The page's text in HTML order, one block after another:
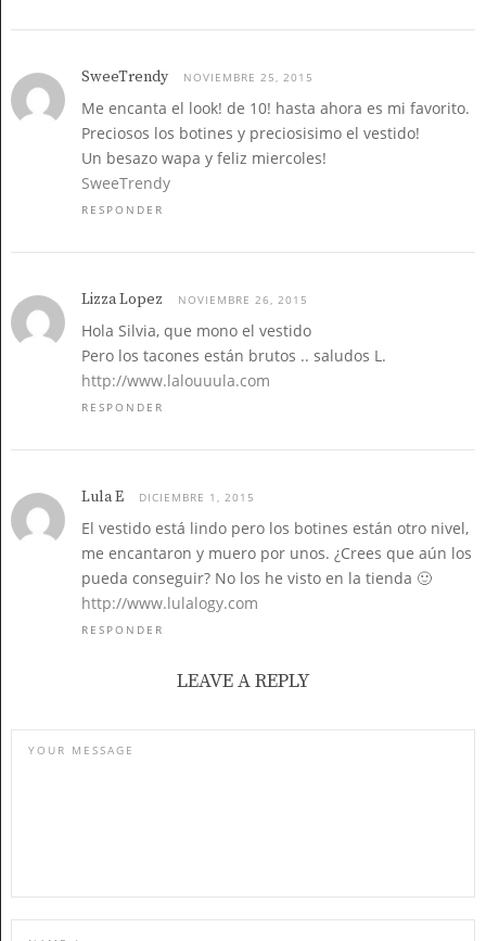
SweeTrendy NOVIEMBRE 25, 2015
Me encanta el look! de 10! hasta ahora es mi favorito.
Preciosos los botines y preciosisimo el vestido!
Un besazo wapa y feliz miercoles!
SweeTrendy
RESPONDER
Lizza Lopez NOVIEMBRE 26, 2015
Hola Silvia, que mono el vestido
Pero los tacones están brutos .. saludos L.
http://www.lalouuula.com
RESPONDER
Lula E DICIEMBRE 1, 2015
El vestido está lindo pero los botines están otro nivel,
me encantaron y muero por unos. ¿Crees que aún los
pueda conseguir? No los he visto en la tienda 🙂
http://www.lulalogy.com
RESPONDER
LEAVE A REPLY